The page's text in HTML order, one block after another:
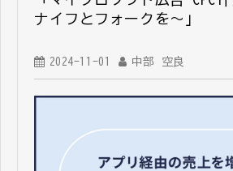
ナイフとフォークを～」
2024-11-01 中部 空良